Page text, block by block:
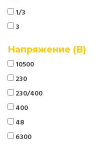
1/3
3
Напряжение (В)
10500
230
230/400
400
48
6300